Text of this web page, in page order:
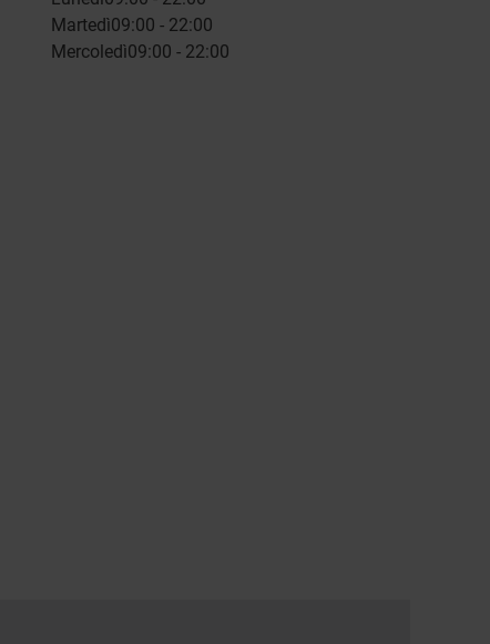
Martedì09:00 - 22:00
Mercoledì09:00 - 22:00